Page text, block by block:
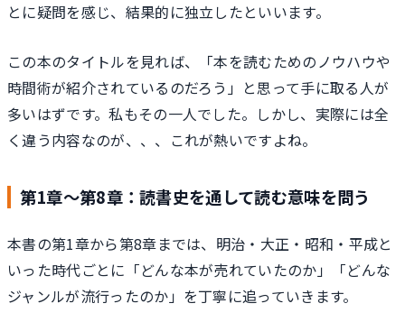
とに疑問を感じ、結果的に独立したといいます。
この本のタイトルを見れば、「本を読むためのノウハウや
時間術が紹介されているのだろう」と思って手に取る人が
多いはずです。私もその一人でした。しかし、実際には全
く違う内容なのが、、、これが熱いですよね。
第1章～第8章：読書史を通して読む意味を問う
本書の第1章から第8章までは、明治・大正・昭和・平成と
いった時代ごとに「どんな本が売れていたのか」「どんな
ジャンルが流行ったのか」を丁寧に追っていきます。